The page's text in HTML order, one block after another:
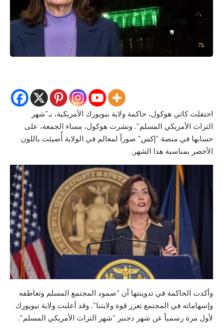
احتفلت كاثي هوكول، حاكمة ولاية نيويورك الأمريكية، بـ”شهر
التراث الأمريكي المسلم”. ونشرت هوكول، مساء الجمعة، على
حسابها في منصة “إكس” صوراً لمعالم في الولاية أُضيئت باللون
الأخضر بمناسبة هذا الشهر.
وأكدت الحاكمة في تدوينتها أن “صمود المجتمع المسلم وتعاطفه
وإسهاماته في المجتمع تعزز قوة ولايتنا”. وقد أعلنت ولاية نيويورك
لأول مرة رسمياً عن شهر دجنبر “شهر التراث الأمريكي المسلم”.